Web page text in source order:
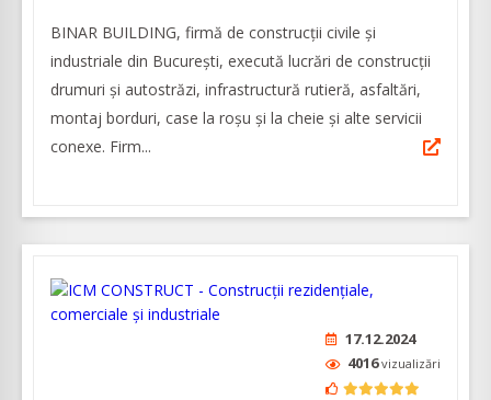
BINAR BUILDING, firmă de construcții civile și
industriale din București, execută lucrări de construcții
drumuri și autostrăzi, infrastructură rutieră, asfaltări,
montaj borduri, case la roșu și la cheie și alte servicii
conexe. Firm...
17.12.2024
4016vizualizări